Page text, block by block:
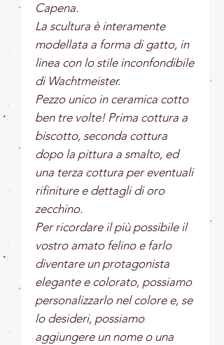
Capena.
La scultura è interamente
modellata a forma di gatto, in
linea con lo stile inconfondibile
di Wachtmeister.
Pezzo unico in ceramica cotto
ben tre volte! Prima cottura a
biscotto, seconda cottura
dopo la pittura a smalto, ed
una terza cottura per eventuali
rifiniture e dettagli di oro
zecchino.
Per ricordare il più possibile il
vostro amato felino e farlo
diventare un protagonista
elegante e colorato, possiamo
personalizzarlo nel colore e, se
lo desideri, possiamo
aggiungere un nome o una